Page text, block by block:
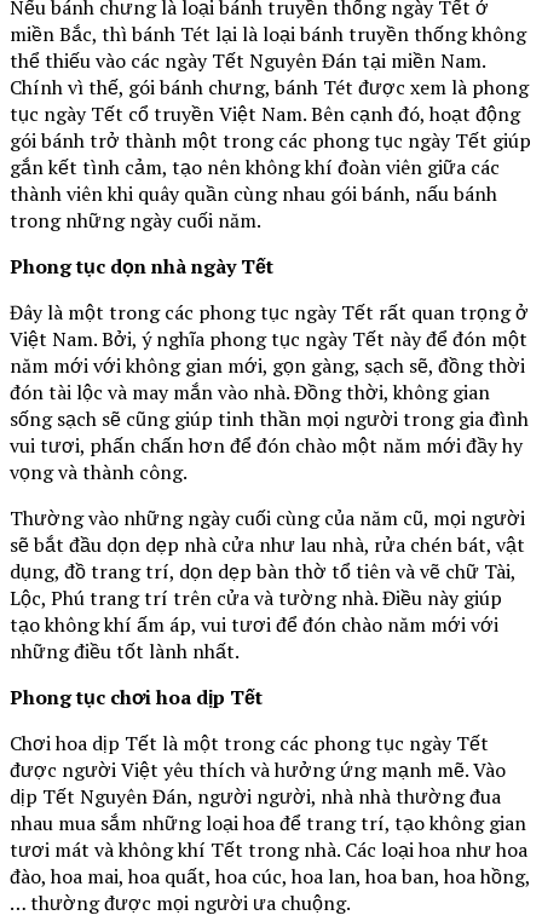
Nếu bánh chưng là loại bánh truyền thống ngày Tết ở
miền Bắc, thì bánh Tét lại là loại bánh truyền thống không
thể thiếu vào các ngày Tết Nguyên Đán tại miền Nam.
Chính vì thế, gói bánh chưng, bánh Tét được xem là phong
tục ngày Tết cổ truyền Việt Nam. Bên cạnh đó, hoạt động
gói bánh trở thành một trong các phong tục ngày Tết giúp
gắn kết tình cảm, tạo nên không khí đoàn viên giữa các
thành viên khi quây quần cùng nhau gói bánh, nấu bánh
trong những ngày cuối năm.
Phong tục dọn nhà ngày Tết
Đây là một trong các phong tục ngày Tết rất quan trọng ở
Việt Nam. Bởi, ý nghĩa phong tục ngày Tết này để đón một
năm mới với không gian mới, gọn gàng, sạch sẽ, đồng thời
đón tài lộc và may mắn vào nhà. Đồng thời, không gian
sống sạch sẽ cũng giúp tinh thần mọi người trong gia đình
vui tươi, phấn chấn hơn để đón chào một năm mới đầy hy
vọng và thành công.
Thường vào những ngày cuối cùng của năm cũ, mọi người
sẽ bắt đầu dọn dẹp nhà cửa như lau nhà, rửa chén bát, vật
dụng, đồ trang trí, dọn dẹp bàn thờ tổ tiên và vẽ chữ Tài,
Lộc, Phú trang trí trên cửa và tường nhà. Điều này giúp
tạo không khí ấm áp, vui tươi để đón chào năm mới với
những điều tốt lành nhất.
Phong tục chơi hoa dịp Tết
Chơi hoa dịp Tết là một trong các phong tục ngày Tết
được người Việt yêu thích và hưởng ứng mạnh mẽ. Vào
dịp Tết Nguyên Đán, người người, nhà nhà thường đua
nhau mua sắm những loại hoa để trang trí, tạo không gian
tươi mát và không khí Tết trong nhà. Các loại hoa như hoa
đào, hoa mai, hoa quất, hoa cúc, hoa lan, hoa ban, hoa hồng,
… thường được mọi người ưa chuộng.